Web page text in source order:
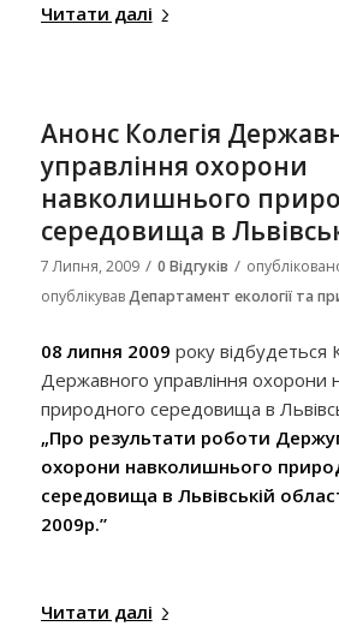
Читати далі
Анонс Колегія
управління охорони
навколишнього
середовища в
7 Липня, 2009 / 0 Відгуків /
опублікувавДепартамент екології та
08 липня 2009 року відбудеться
Державного управління охорони
природного середовища в
„Про результати роботи
охорони навколишнього
середовища в Львівській
2009р.”
Читати далі